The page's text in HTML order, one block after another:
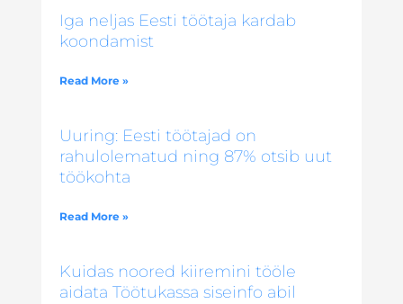
Iga neljas Eesti töötaja kardab
koondamist
Read More »
Uuring: Eesti töötajad on
rahulolematud ning 87% otsib uut
töökohta
Read More »
Kuidas noored kiiremini tööle
aidata Töötukassa siseinfo abil